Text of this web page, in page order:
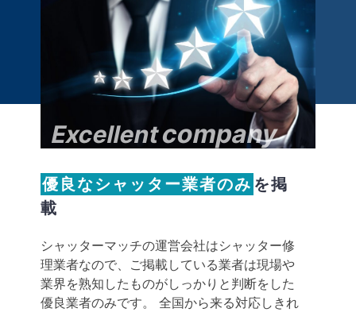
優良なシャッター業者のみ を掲
載
シャッターマッチの運営会社はシャッター修
理業者なので、ご掲載している業者は現場や
業界を熟知したものがしっかりと判断をした
優良業者のみです。 全国から来る対応しきれ
Excellentcompany